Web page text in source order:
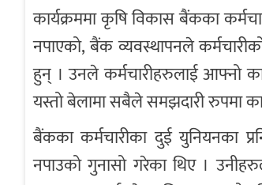
कार्यक्रममा कृषि विकास बैंकका
नपाएको, बैंक व्यवस्थापनले
हुन् । उनले कर्मचारीहरुलाई आफ्नो
यस्तो बेलामा सबैले समझदारी रुपमा
बैंकका कर्मचारीका दुई युनियनका
नपाउको गुनासो गरेका थिए ।